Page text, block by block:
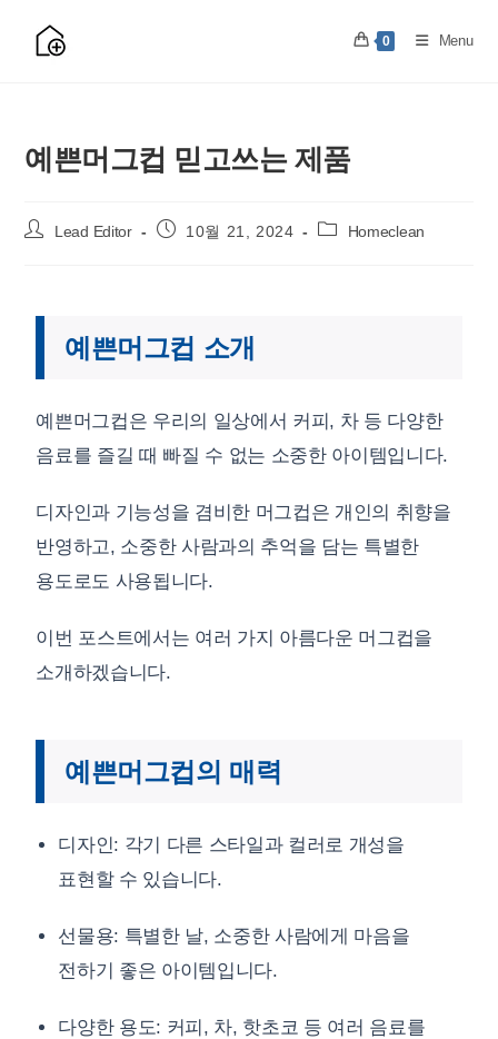
0 Menu
예쁜머그컵 믿고쓰는 제품
Post
Lead Editor
Post 10월 21, 2024
Post
Homeclean
예쁜머그컵 소개
예쁜머그컵은 우리의 일상에서 커피, 차 등 다양한
음료를 즐길 때 빠질 수 없는 소중한 아이템입니다.
디자인과 기능성을 겸비한 머그컵은 개인의 취향을
반영하고, 소중한 사람과의 추억을 담는 특별한
용도로도 사용됩니다.
이번 포스트에서는 여러 가지 아름다운 머그컵을
소개하겠습니다.
예쁜머그컵의 매력
디자인: 각기 다른 스타일과 컬러로 개성을
표현할 수 있습니다.
선물용: 특별한 날, 소중한 사람에게 마음을
전하기 좋은 아이템입니다.
다양한 용도: 커피, 차, 핫초코 등 여러 음료를